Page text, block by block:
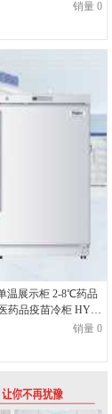
销量 0
温展示柜 2-8℃药品
药品疫苗冷柜 HYC-
销量 0